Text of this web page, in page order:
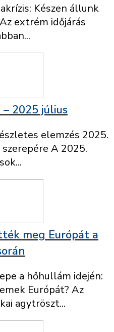
Készen állunk
extrém időjárás
2025 július
elemzés 2025.
A 2025.
meg Európát a
a hőhullám idején:
Európát? Az
agytröszt...